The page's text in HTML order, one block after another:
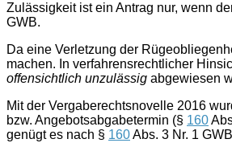
Zulässigkeit ist ein Antrag nur, wenn
GWB.
Da eine Verletzung der
machen. In verfahrensrechtlicher
offensichtlich unzulässig abgewiesen
Mit der Vergaberechtsnovelle 2016
bzw. Angebotsabgabetermin (§ 160
genügt es nach § 160Abs. 3 Nr. 1